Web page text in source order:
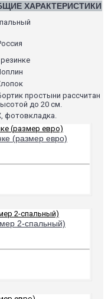
ХАРАКТЕРИСТИКИ
простыни рассчитан
до 20 см.
фотовкладка.
(размер евро)
2-спальный)